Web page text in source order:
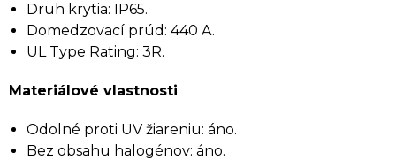
Druh krytia: IP65.
Domedzovací prúd: 440 A.
UL Type Rating: 3R.
Materiálové vlastnosti
Odolné proti UV žiareniu: áno.
Bez obsahu halogénov: áno.